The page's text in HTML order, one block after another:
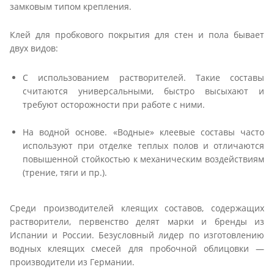
замковым типом крепления.
Клей для пробкового покрытия для стен и пола бывает
двух видов:
С использованием растворителей. Такие составы
считаются универсальными, быстро высыхают и
требуют осторожности при работе с ними.
На водной основе. «Водные» клеевые составы часто
используют при отделке теплых полов и отличаются
повышенной стойкостью к механическим воздействиям
(трение, тяги и пр.).
Среди производителей клеящих составов, содержащих
растворители, первенство делят марки и бренды из
Испании и России. Безусловный лидер по изготовлению
водных клеящих смесей для пробочной облицовки —
производители из Германии.